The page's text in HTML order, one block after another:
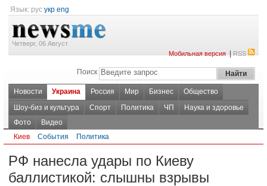
Язык: рус укр eng
Четверг, 06 Август
Мобильная версия|RSS
Поиск
Новости Украина Россия Мир Бизнес
Общество
Шоу-биз и культура
Спорт Политика ЧП
Наука и здоровье
Фото
Видео
Киев
События Политика
РФ нанесла удары по Киеву
баллистикой: слышны взрывы